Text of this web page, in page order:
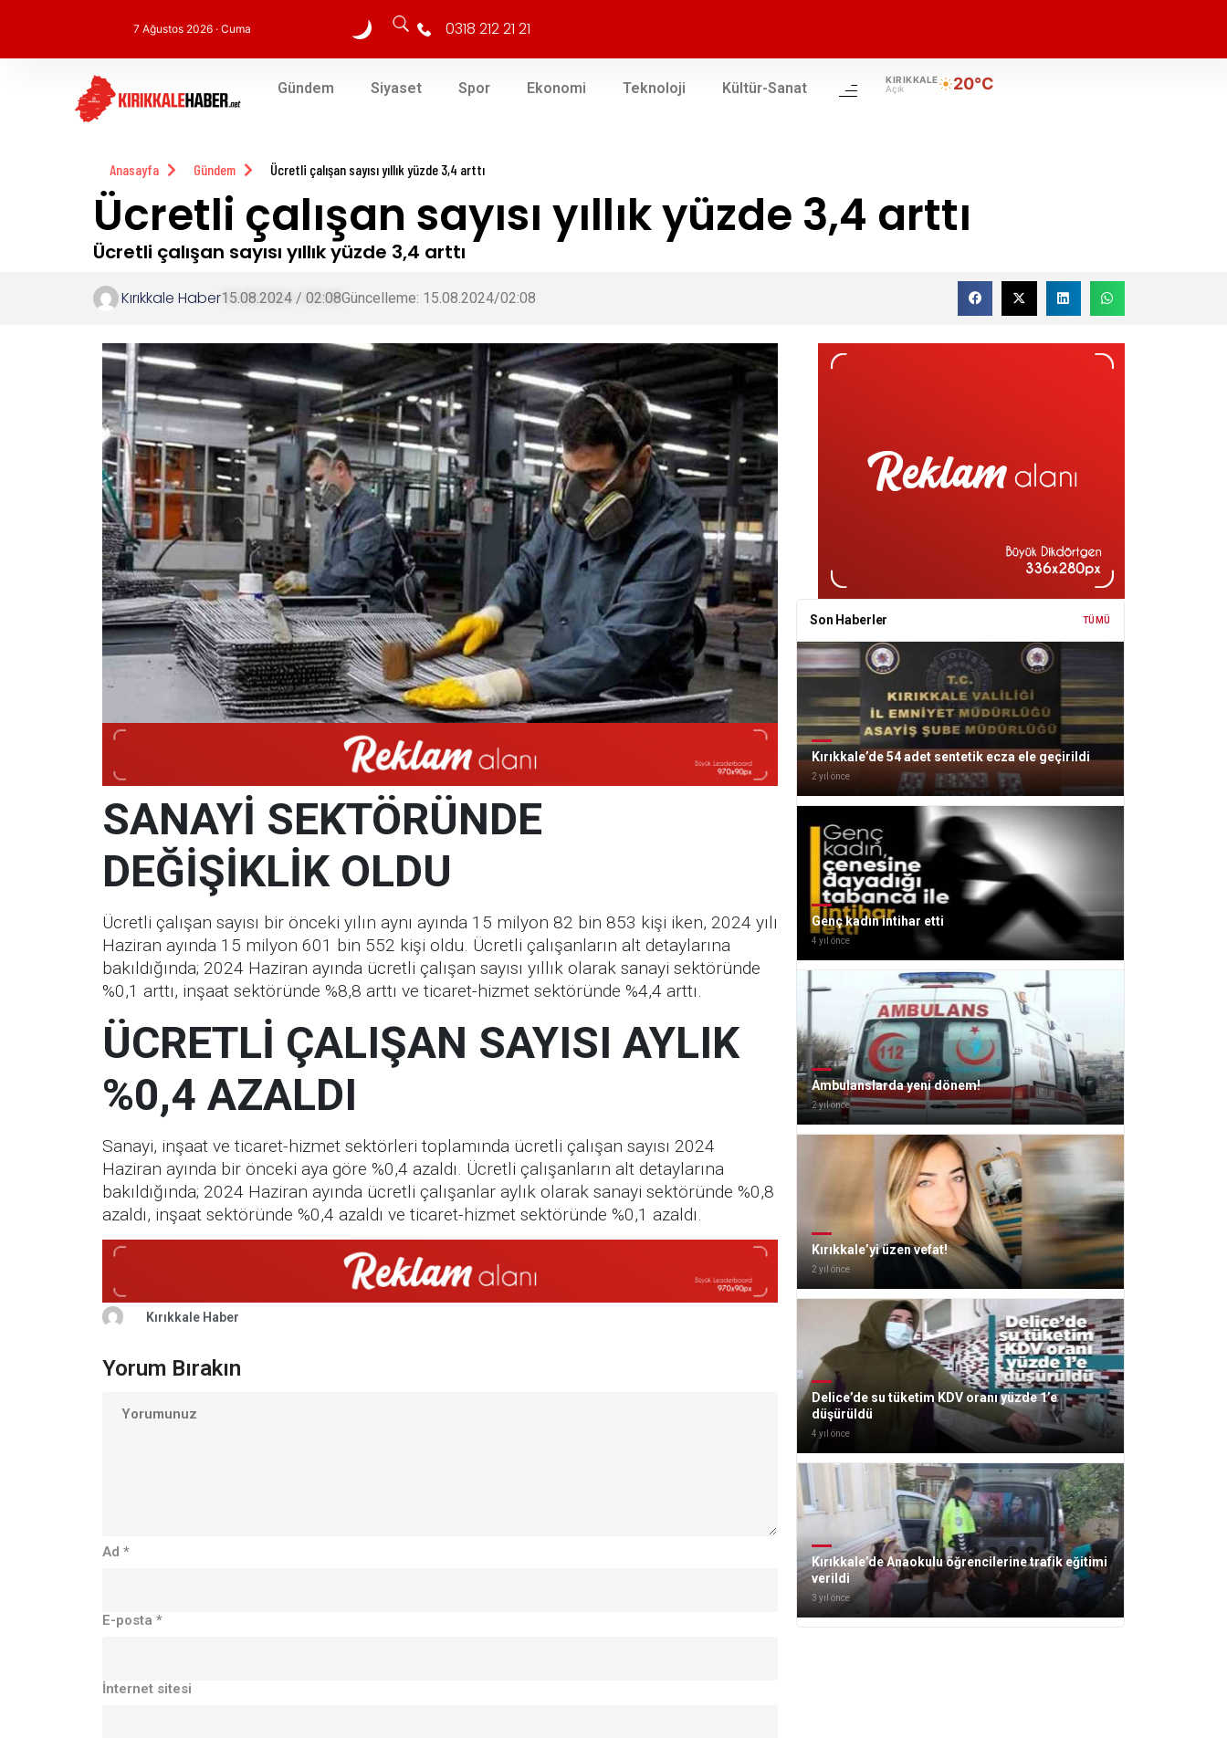
7 Ağustos 2026 · Cuma 0318 212 21 21
Gündem Siyaset Spor Ekonomi Teknoloji Kültür-Sanat
KIRIKKALE
Açık
20°C
Anasayfa Gündem Ücretli çalışan sayısı yıllık yüzde 3,4 arttı
Ücretli çalışan sayısı yıllık yüzde 3,4 arttı
Ücretli çalışan sayısı yıllık yüzde 3,4 arttı
Kırıkkale Haber15.08.2024 / 02:08Güncelleme: 15.08.2024/02:08
SANAYİ SEKTÖRÜNDE
DEĞİŞİKLİK OLDU
Ücretli çalışan sayısı bir önceki yılın aynı ayında 15 milyon 82 bin 853 kişi iken, 2024 yılı
Haziran ayında 15 milyon 601 bin 552 kişi oldu. Ücretli çalışanların alt detaylarına
bakıldığında; 2024 Haziran ayında ücretli çalışan sayısı yıllık olarak sanayi sektöründe
%0,1 arttı, inşaat sektöründe %8,8 arttı ve ticaret-hizmet sektöründe %4,4 arttı.
ÜCRETLİ ÇALIŞAN SAYISI AYLIK
%0,4 AZALDI
Sanayi, inşaat ve ticaret-hizmet sektörleri toplamında ücretli çalışan sayısı 2024
Haziran ayında bir önceki aya göre %0,4 azaldı. Ücretli çalışanların alt detaylarına
bakıldığında; 2024 Haziran ayında ücretli çalışanlar aylık olarak sanayi sektöründe %0,8
azaldı, inşaat sektöründe %0,4 azaldı ve ticaret-hizmet sektöründe %0,1 azaldı.
Kırıkkale Haber
Yorum Bırakın
Ad *
E-posta *
İnternet sitesi
Son Haberler TÜMÜ
Kırıkkale’de 54 adet sentetik ecza ele geçirildi
2 yıl önce
Genç kadın intihar etti
4 yıl önce
Ambulanslarda yeni dönem!
2 yıl önce
Kırıkkale’yi üzen vefat!
2 yıl önce
Delice’de su tüketim KDV oranı yüzde 1’e
düşürüldü
4 yıl önce
Kırıkkale’de Anaokulu öğrencilerine trafik eğitimi
verildi
3 yıl önce